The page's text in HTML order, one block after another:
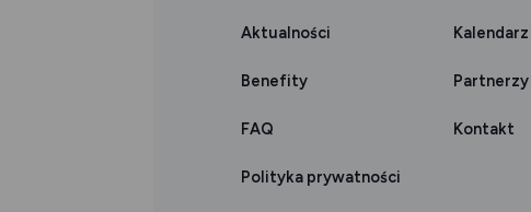
Aktualności
Benefity Partnerzy
FAQ Kontakt
Polityka prywatności